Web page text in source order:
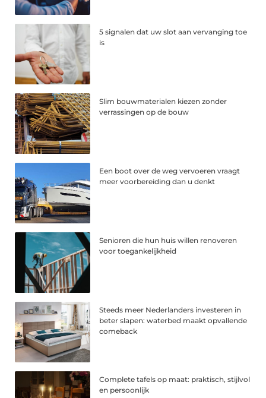
5 signalen dat uw slot aan vervanging toe
is
Slim bouwmaterialen kiezen zonder
verrassingen op de bouw
Een boot over de weg vervoeren vraagt
meer voorbereiding dan u denkt
Senioren die hun huis willen renoveren
voor toegankelijkheid
Steeds meer Nederlanders investeren in
beter slapen: waterbed maakt opvallende
comeback
Complete tafels op maat: praktisch, stijlvol
en persoonlijk